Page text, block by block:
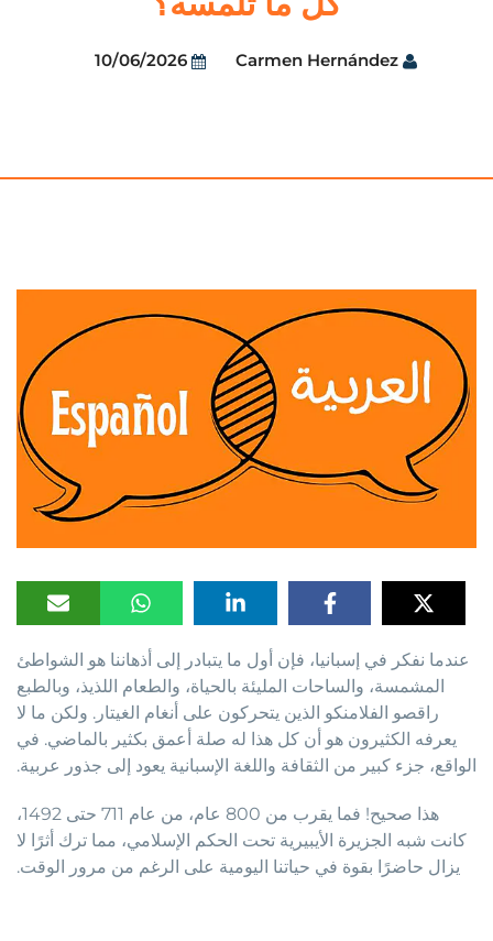
Carmen Hernández
10/06/2026
عندما نفكر في إسبانيا، فإن أول ما يتبادر إلى أذهاننا هو الشواطئ
المشمسة، والساحات المليئة بالحياة، والطعام اللذيذ، وبالطبع
راقصو الفلامنكو الذين يتحركون على أنغام الغيتار. ولكن ما لا
يعرفه الكثيرون هو أن كل هذا له صلة أعمق بكثير بالماضي. في
الواقع، جزء كبير من الثقافة واللغة الإسبانية يعود إلى جذور عربية.
هذا صحيح! فما يقرب من 800 عام، من عام 711 حتى 1492،
كانت شبه الجزيرة الأيبيرية تحت الحكم الإسلامي، مما ترك أثرًا لا
يزال حاضرًا بقوة في حياتنا اليومية على الرغم من مرور الوقت.